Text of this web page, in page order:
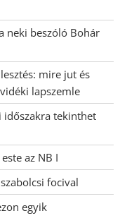
neki beszóló Bohár
mire jut és
lapszemle
időszakra tekinthet
az NB I
focival
egyik